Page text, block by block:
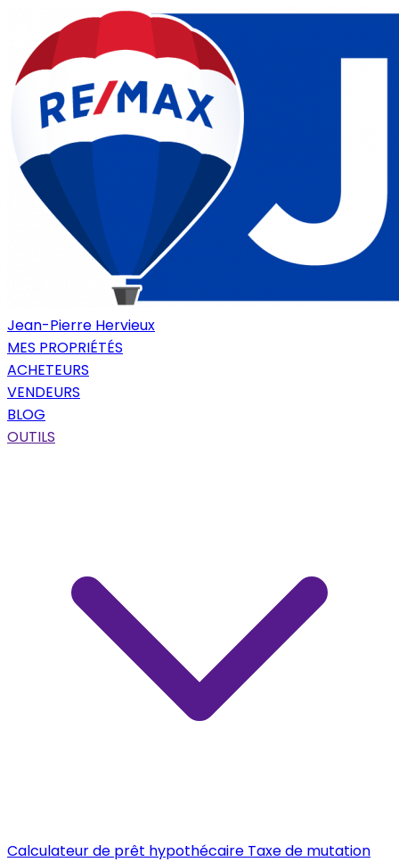
Jean-Pierre Hervieux
MES PROPRIÉTÉS
ACHETEURS
VENDEURS
BLOG
OUTILS
Calculateur de prêt hypothécaire Taxe de mutation